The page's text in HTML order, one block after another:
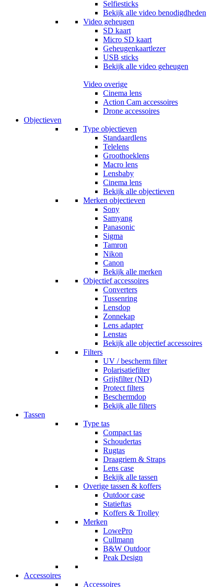
Selfiesticks
Bekijk alle video benodigdheden
Video geheugen
SD kaart
Micro SD kaart
Geheugenkaartlezer
USB sticks
Bekijk alle video geheugen
Video overige
Cinema lens
Action Cam accessoires
Drone accessoires
Objectieven
Type objectieven
Standaardlens
Telelens
Groothoeklens
Macro lens
Lensbaby
Cinema lens
Bekijk alle objectieven
Merken objectieven
Sony
Samyang
Panasonic
Sigma
Tamron
Nikon
Canon
Bekijk alle merken
Objectief accessoires
Converters
Tussenring
Lensdop
Zonnekap
Lens adapter
Lenstas
Bekijk alle objectief accessoires
Filters
UV / bescherm filter
Polarisatiefilter
Grijsfilter (ND)
Protect filters
Beschermdop
Bekijk alle filters
Tassen
Type tas
Compact tas
Schoudertas
Rugtas
Draagriem & Straps
Lens case
Bekijk alle tassen
Overige tassen & koffers
Outdoor case
Statieftas
Koffers & Trolley
Merken
LowePro
Cullmann
B&W Outdoor
Peak Design
Accessoires
Accessoires